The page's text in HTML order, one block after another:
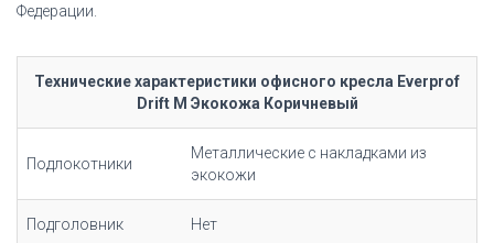
Федерации.
Технические характеристики офисного кресла Everprof
Drift M Экокожа Коричневый
Подлокотники
Металлические с накладками из
экокожи
Подголовник Нет